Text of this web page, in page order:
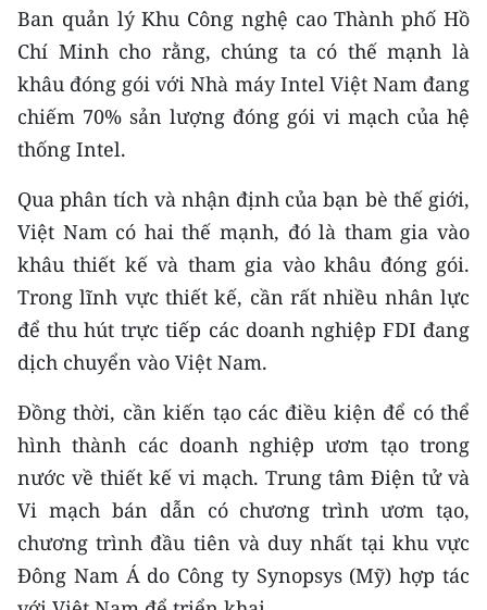
Ban quản lý Khu Công nghệ cao Thành phố Hồ
Chí Minh cho rằng, chúng ta có thế mạnh là
khâu đóng gói với Nhà máy Intel Việt Nam đang
chiếm 70% sản lượng đóng gói vi mạch của hệ
thống Intel.
Qua phân tích và nhận định của bạn bè thế giới,
Việt Nam có hai thế mạnh, đó là tham gia vào
khâu thiết kế và tham gia vào khâu đóng gói.
Trong lĩnh vực thiết kế, cần rất nhiều nhân lực
để thu hút trực tiếp các doanh nghiệp FDI đang
dịch chuyển vào Việt Nam.
Đồng thời, cần kiến tạo các điều kiện để có thể
hình thành các doanh nghiệp ươm tạo trong
nước về thiết kế vi mạch. Trung tâm Điện tử và
Vi mạch bán dẫn có chương trình ươm tạo,
chương trình đầu tiên và duy nhất tại khu vực
Đông Nam Á do Công ty Synopsys (Mỹ) hợp tác